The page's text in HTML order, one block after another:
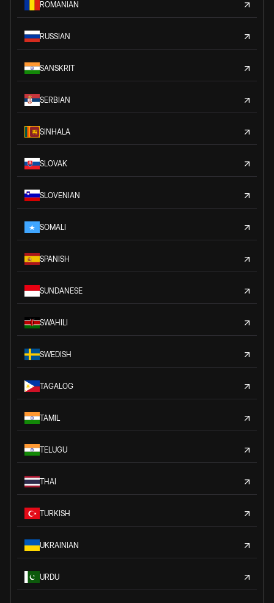
ROMANIAN
RUSSIAN
SANSKRIT
SERBIAN
SINHALA
SLOVAK
SLOVENIAN
SOMALI
SPANISH
SUNDANESE
SWAHILI
SWEDISH
TAGALOG
TAMIL
TELUGU
THAI
TURKISH
UKRAINIAN
URDU